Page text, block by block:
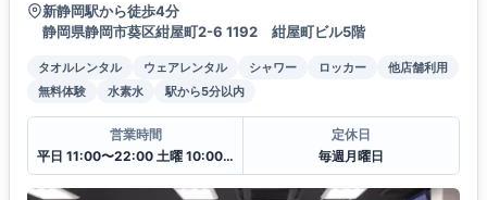
新静岡駅から徒歩4分
静岡県静岡市葵区紺屋町2-6 1192 紺屋町ビル5階
タオルレンタル ウェアレンタル シャワー ロッカー
他店舗利用
無料体験
水素水 駅から5分以内
営業時間
平日 11:00〜22:00 土曜 10:00〜20:00 日・祝 10:00〜18:00
定休日
毎週月曜日